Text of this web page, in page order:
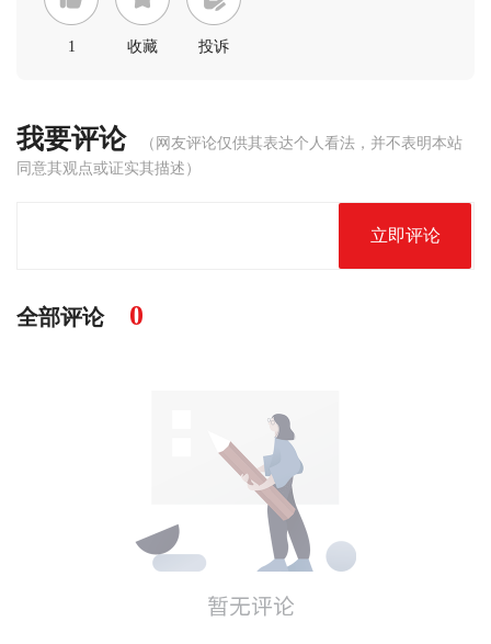
1 收藏 投诉
我要评论
（网友评论仅供其表达个人看法，并不表明本站
同意其观点或证实其描述）
立即评论
全部评论 0